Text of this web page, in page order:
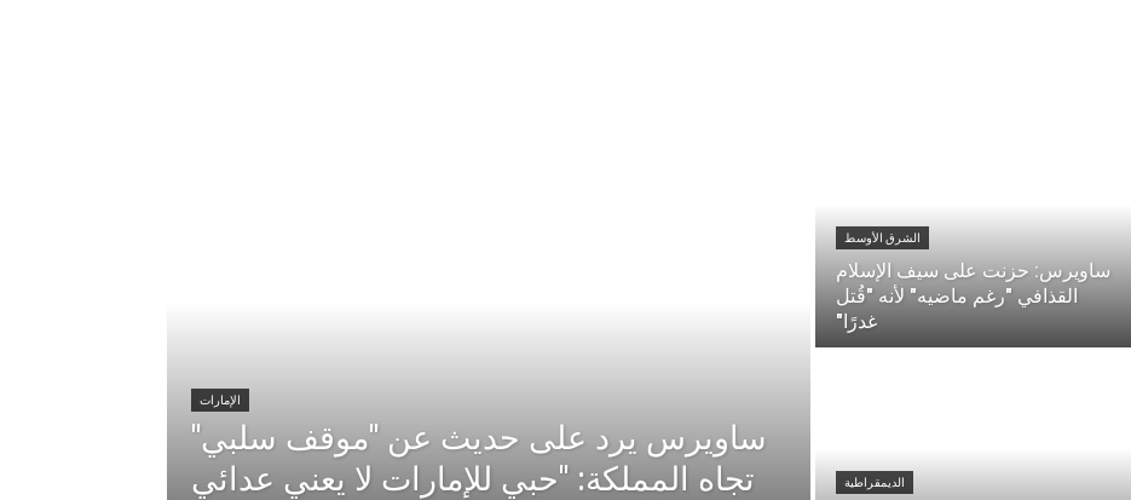
الإمارات
ساويرس يرد على حديث عن "موقف سلبي"
تجاه المملكة: "حبي للإمارات لا يعني عدائي
الشرق الأوسط
ساويرس: حزنت على سيف الإسلام
القذافي "رغم ماضيه" لأنه "قُتل
غدرًا"
الديمقراطية